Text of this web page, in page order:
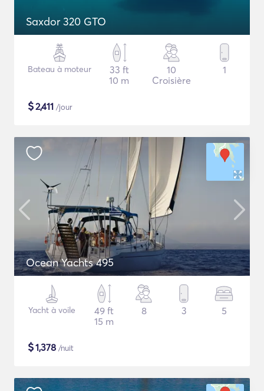
Saxdor 320 GTO
Bateau à moteur
33 ft
10 m
10
Croisière
1
$2,411 /jour
Ocean Yachts 495
Yacht à voile
49 ft
15 m
8 3 5
$1,378 /nuit